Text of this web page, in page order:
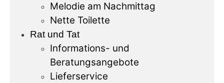
Melodie am Nachmittag
Nette Toilette
Rat und Tat
Informations- und
Beratungsangebote
Lieferservice